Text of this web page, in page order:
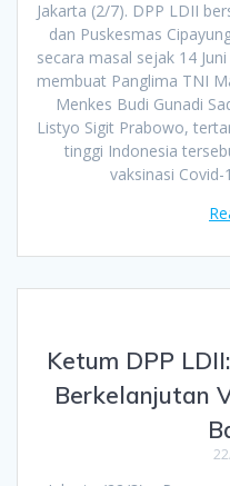
Jakarta (2/7). DPP LDII
dan Puskesmas
secara masal sejak 14
membuat Panglima TNI
Menkes Budi Gunadi
Listyo Sigit Prabowo,
tinggi Indonesia
vaksinasi
Ketum DPP
Berkelanjutan